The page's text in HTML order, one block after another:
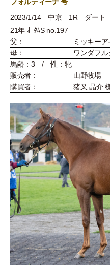
2023/1/14 中京 1R ダート
21年 ｵｰﾀﾑS no.197
父：
ミッキーア
母：
ワンダフル
馬齢：3 / 性：牝
販売者：
山野牧場
購買者：
猪又 晶介